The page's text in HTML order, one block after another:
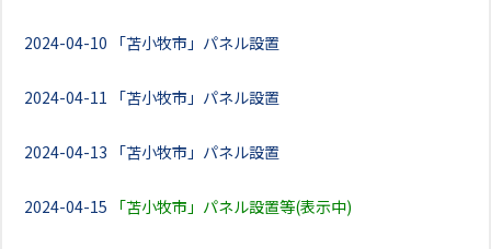
2024-04-10 「苫小牧市」パネル設置
2024-04-11 「苫小牧市」パネル設置
2024-04-13 「苫小牧市」パネル設置
2024-04-15 「苫小牧市」パネル設置等(表示中)